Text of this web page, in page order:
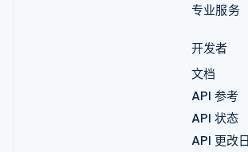
专业服务
开发者
文档
API 参考
API 状态
API 更改